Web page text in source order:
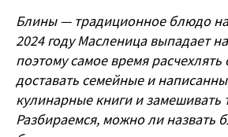
Блины — традиционное блюдо
2024 году Масленица выпадает
поэтому самое время
доставать семейные и
кулинарные книги и замешивать
Разбираемся, можно ли назвать